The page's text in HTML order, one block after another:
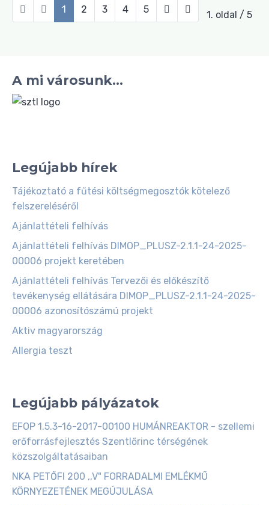
1. oldal / 5
1 2 3 4 5
A mi városunk...
Legújabb hírek
Tájékoztató a fűtési költségmegosztók kötelező
felszereléséről
Ajánlattételi felhívás
Ajánlattételi felhívás DIMOP_PLUSZ-2.1.1-24-2025-
00006 projekt keretében
Ajánlattételi felhívás Tervezői és előkészítő
tevékenység ellátására DIMOP_PLUSZ-2.1.1-24-2025-
00006 azonosítószámú projekt
Aktiv magyarország
Allergia teszt
Legújabb pályázatok
EFOP 1.5.3-16-2017-00100 HUMÁNREAKTOR - szellemi
erőforrásfejlesztés Szentlőrinc térségének
közszolgáltatásaiban
NKA PETŐFI 200 ,,V" FORRADALMI EMLÉKMŰ
KÖRNYEZETÉNEK MEGÚJULÁSA